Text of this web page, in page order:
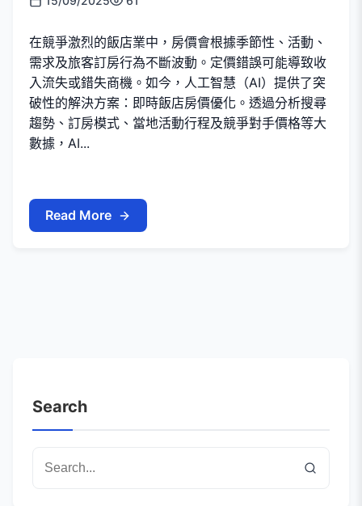
在競爭激烈的飯店業中，房價會根據季節性、活動、
需求及旅客訂房行為不斷波動。定價錯誤可能導致收
入流失或錯失商機。如今，人工智慧（AI）提供了突
破性的解決方案：即時飯店房價優化。透過分析搜尋
趨勢、訂房模式、當地活動行程及競爭對手價格等大
數據，AI...
Read More
Search